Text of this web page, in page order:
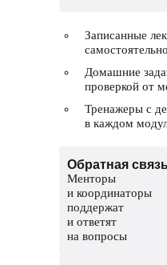
Записанные
Домашние
проверкой от
Тренажеры с
в каждом
Обратная
Менторы
и координаторы
поддержат
и ответят
на вопросы